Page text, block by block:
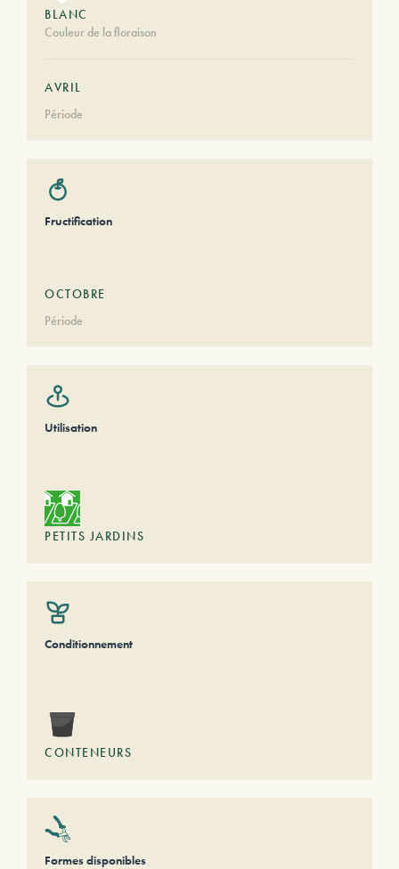
BLANC
Couleur de la floraison
AVRIL
Période
Fructification
OCTOBRE
Période
Utilisation
PETITS JARDINS
Conditionnement
CONTENEURS
Formes disponibles